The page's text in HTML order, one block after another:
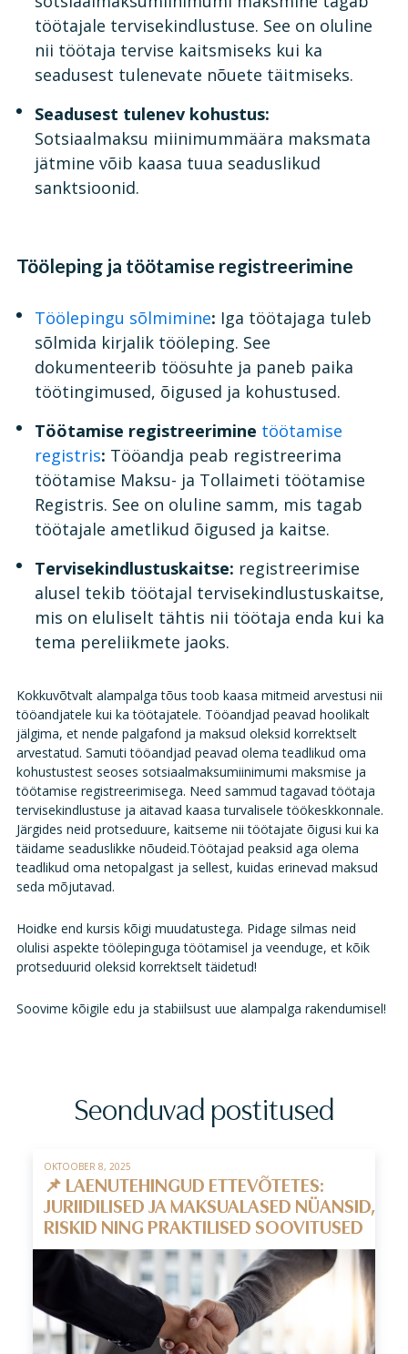
töötajale tervisekindlustuse. See on oluline
nii töötaja tervise kaitsmiseks kui ka
seadusest tulenevate nõuete täitmiseks.
Seadusest tulenev kohustus:
Sotsiaalmaksu miinimummäära maksmata
jätmine võib kaasa tuua seaduslikud
sanktsioonid.
Tööleping ja töötamise registreerimine
Töölepingu sõlmimine: Iga töötajaga tuleb
sõlmida kirjalik tööleping. See
dokumenteerib töösuhte ja paneb paika
töötingimused, õigused ja kohustused.
Töötamise registreerimine töötamise
registris: Tööandja peab registreerima
töötamise Maksu- ja Tollaimeti töötamise
Registris. See on oluline samm, mis tagab
töötajale ametlikud õigused ja kaitse.
Tervisekindlustuskaitse: registreerimise
alusel tekib töötajal tervisekindlustuskaitse,
mis on eluliselt tähtis nii töötaja enda kui ka
tema pereliikmete jaoks.
Kokkuvõtvalt alampalga tõus toob kaasa mitmeid arvestusi nii
tööandjatele kui ka töötajatele. Tööandjad peavad hoolikalt
jälgima, et nende palgafond ja maksud oleksid korrektselt
arvestatud. Samuti tööandjad peavad olema teadlikud oma
kohustustest seoses sotsiaalmaksumiinimumi maksmise ja
töötamise registreerimisega. Need sammud tagavad töötaja
tervisekindlustuse ja aitavad kaasa turvalisele töökeskkonnale.
Järgides neid protseduure, kaitseme nii töötajate õigusi kui ka
täidame seaduslikke nõudeid.Töötajad peaksid aga olema
teadlikud oma netopalgast ja sellest, kuidas erinevad maksud
seda mõjutavad.
Hoidke end kursis kõigi muudatustega. Pidage silmas neid
olulisi aspekte töölepinguga töötamisel ja veenduge, et kõik
protseduurid oleksid korrektselt täidetud!
Soovime kõigile edu ja stabiilsust uue alampalga rakendumisel!
Seonduvad postitused
OKTOOBER 8, 2025
📌 LAENUTEHINGUD ETTEVÕTETES:
JURIIDILISED JA MAKSUALASED NÜANSID,
RISKID NING PRAKTILISED SOOVITUSED